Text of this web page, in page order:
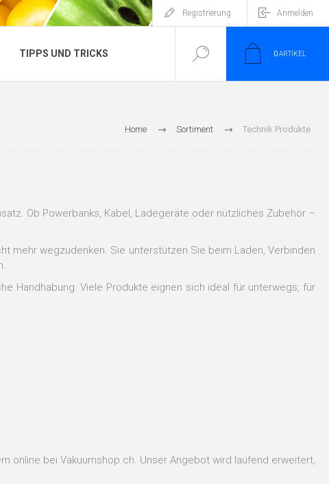
Registrierung Anmelden
TIPPS UND TRICKS 0ARTIKEL
Home Sortiment Technik Produkte
Ob Powerbanks, Kabel, Ladegeräte oder nützliches Zubehör –
mehr wegzudenken. Sie unterstützen Sie beim Laden, Verbinden
Handhabung. Viele Produkte eignen sich ideal für unterwegs, für
online bei Vakuumshop.ch. Unser Angebot wird laufend erweitert,